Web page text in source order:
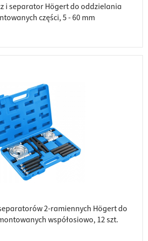
i separator Högert do oddzielania
części, 5 - 60 mm
2-ramiennych Högert do
współosiowo, 12 szt.